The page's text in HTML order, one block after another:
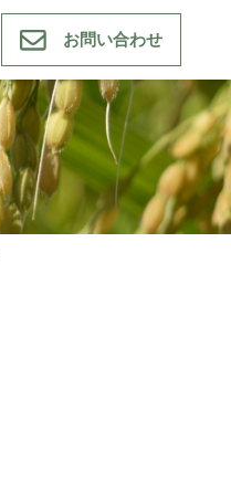
お問い合わせ